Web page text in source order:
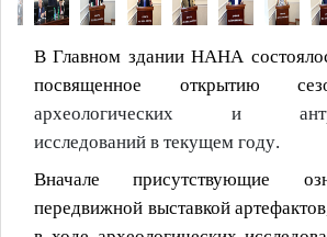
В Главном здании НАНА
посвященное открытию
археологических и
исследований в текущем году.
Вначале присутствующие
передвижной выставкой